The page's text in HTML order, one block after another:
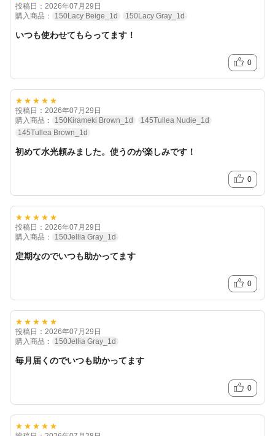
投稿日：2026年07月29日
購入商品：
150Lacy Beige_1d 150Lacy Gray_1d
いつも使わせてもらってます！
0
★★★★★
投稿日：2026年07月29日
購入商品：
150Kirameki Brown_1d
145Tullea Nudie_1d
145Tullea Brown_1d
初めて水光頼みました。使うのが楽しみです！
0
★★★★★
投稿日：2026年07月29日
購入商品：
150Jellia Gray_1d
定期なのでいつも助かってます
0
★★★★★
投稿日：2026年07月29日
購入商品：
150Jellia Gray_1d
毎月届くのでいつも助かってます
0
★★★★★